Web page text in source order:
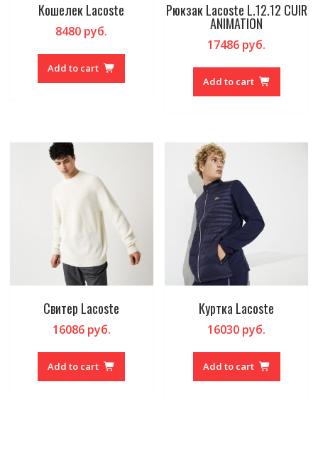
Кошелек Lacoste
8480 руб.
Add to cart
Рюкзак Lacoste L.12.12 CUIR
ANIMATION
17486 руб.
Add to cart
Свитер Lacoste
16086руб.
Add to cart
Куртка Lacoste
16030 руб.
Add to cart